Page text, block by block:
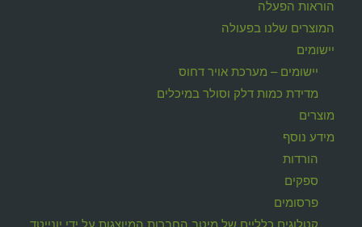
הוראות הפעלה
המוצרים שלנו בפעולה
יישומים
יישומים – מערכת אויר דחוס
מדידת כמות דלק וסולר במיכלים
מוצרים
מידע נוסף
הורדות
ספקים
פרסומים